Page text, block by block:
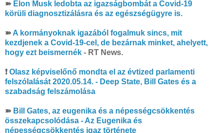
➽ Elon Musk ledobta az igazságbombát a Covid-19
körüli diagnosztizálásra és az egészségügyre is.
➽ A kormányoknak igazából fogalmuk sincs, mit
kezdjenek a Covid-19-cel, de bezárnak minket, ahelyett,
hogy ezt beismernék - RT News.
❗ Olasz képviselőnő mondta el az évtized parlamenti
felszólalását 2020.05.14. - Deep State, Bill Gates és a
szabadság felszámolása
➽ Bill Gates, az eugenika és a népességcsökkentés
összekapcsolódása - Az Eugenika és
népességcsökkentés igaz története